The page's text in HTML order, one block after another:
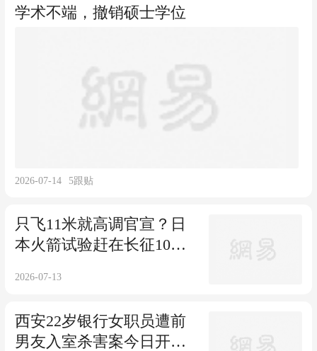
学术不端，撤销硕士学位
2026-07-14 5跟贴
只飞11米就高调官宣？日
本火箭试验赶在长征10号
2026-07-13
西安22岁银行女职员遭前
男友入室杀害案今日开